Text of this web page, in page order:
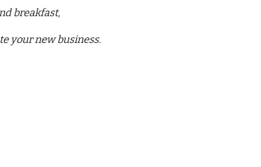
breakfast,
your new business.